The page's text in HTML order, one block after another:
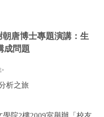
唐博士專題演講：生
成問題
析之旅